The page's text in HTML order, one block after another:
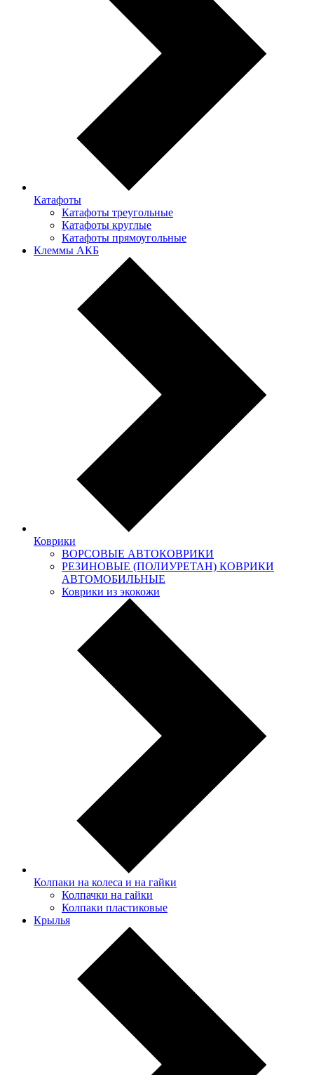
Катафоты
Катафоты треугольные
Катафоты круглые
Катафоты прямоугольные
Клеммы АКБ
Коврики
ВОРСОВЫЕ АВТОКОВРИКИ
РЕЗИНОВЫЕ (ПОЛИУРЕТАН) КОВРИКИ
АВТОМОБИЛЬНЫЕ
Коврики из экокожи
Колпаки на колеса и на гайки
Колпачки на гайки
Колпаки пластиковые
Крылья